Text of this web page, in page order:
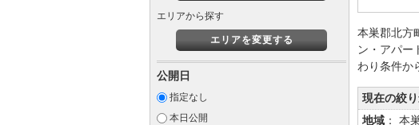
本巣郡北方
ン・アパー
わり条件か
現在の絞
地域 ： 本
エリアから探す
エリアを変更する
公開日
指定なし
本日公開